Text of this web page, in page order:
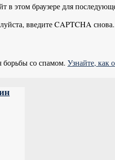
в этом браузере для
введите CAPTCHA снова.
борьбы со спамом. Узнайте, как